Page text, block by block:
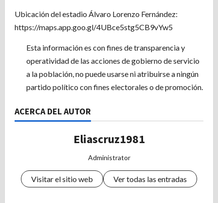
Ubicación del estadio Álvaro Lorenzo Fernández:
https://maps.app.goo.gl/4UBce5stg5CB9vYw5
Esta información es con fines de transparencia y
operatividad de las acciones de gobierno de servicio
a la población, no puede usarse ni atribuirse a ningún
partido político con fines electorales o de promoción.
ACERCA DEL AUTOR
Eliascruz1981
Administrator
Visitar el sitio web Ver todas las entradas